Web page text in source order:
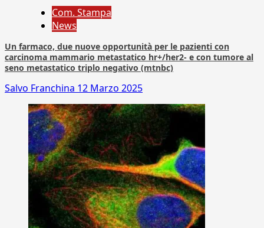
Com. Stampa
News
Un farmaco, due nuove opportunità per le pazienti con
carcinoma mammario metastatico hr+/her2- e con tumore al
seno metastatico triplo negativo (mtnbc)
Salvo Franchina 12 Marzo 2025